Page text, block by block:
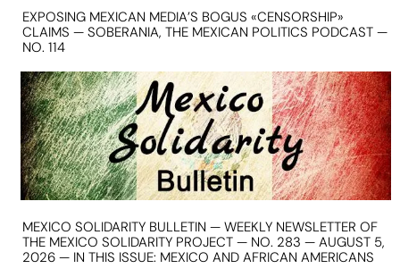
EXPOSING MEXICAN MEDIA’S BOGUS «CENSORSHIP»
CLAIMS — SOBERANIA, THE MEXICAN POLITICS PODCAST —
NO. 114
MEXICO SOLIDARITY BULLETIN — WEEKLY NEWSLETTER OF
THE MEXICO SOLIDARITY PROJECT — NO. 283 — AUGUST 5,
2026 — IN THIS ISSUE: MEXICO AND AFRICAN AMERICANS